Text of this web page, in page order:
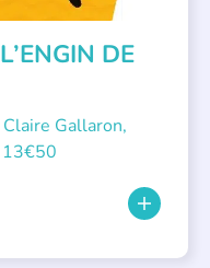
DE
Gallaron,